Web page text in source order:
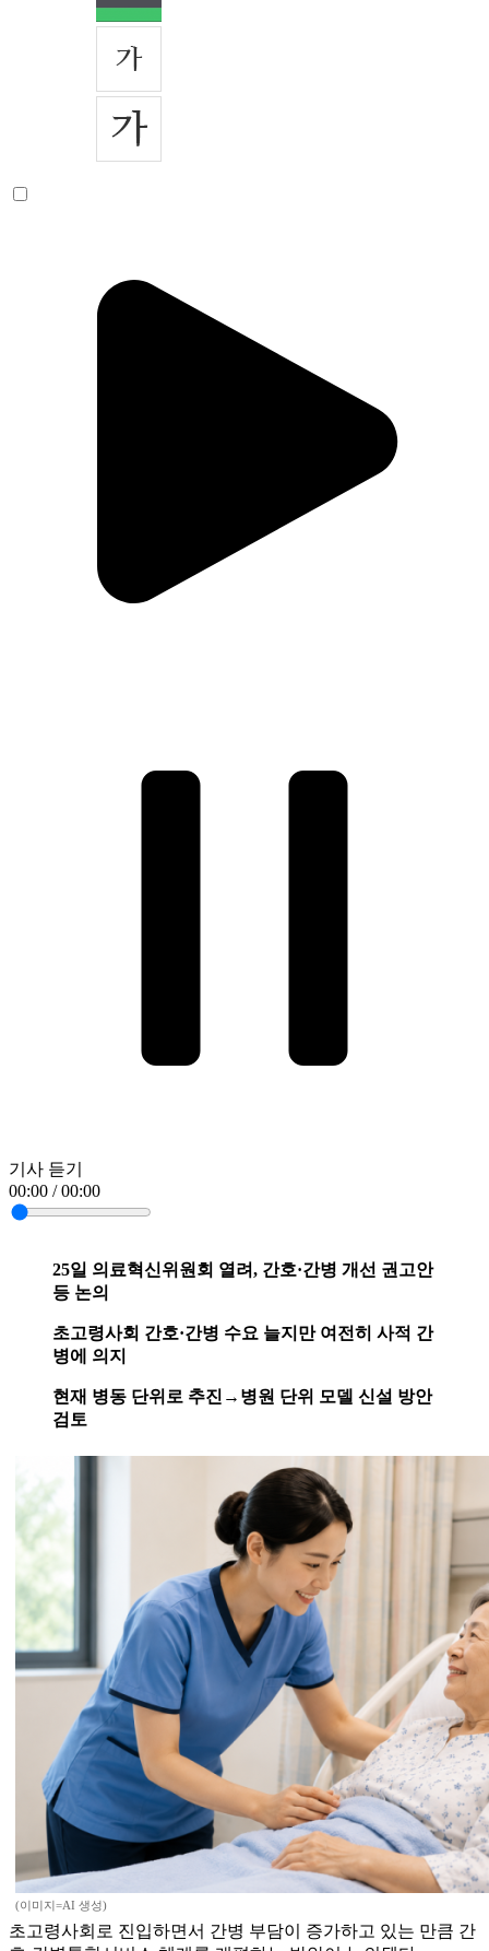
기사 듣기
00:00 / 00:00
25일 의료혁신위원회 열려, 간호·간병 개선 권고안
등 논의
초고령사회 간호·간병 수요 늘지만 여전히 사적 간
병에 의지
현재 병동 단위로 추진→병원 단위 모델 신설 방안
검토
(이미지=AI 생성)
초고령사회로 진입하면서 간병 부담이 증가하고 있는 만큼 간